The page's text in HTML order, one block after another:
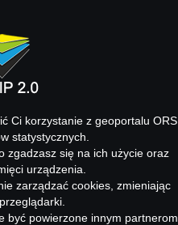
Ci korzystanie z geoportalu
statystycznych.
zgadzasz się na ich użycie oraz
urządzenia.
zarządzać cookies, zmieniając
być powierzone innym